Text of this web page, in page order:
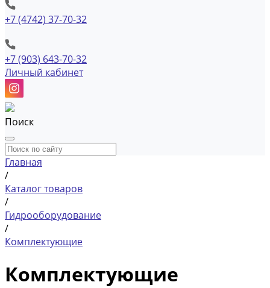
+7 (4742) 37-70-32
+7 (903) 643-70-32
Личный кабинет
Поиск
Главная
/
Каталог товаров
/
Гидрооборудование
/
Комплектующие
Комплектующие